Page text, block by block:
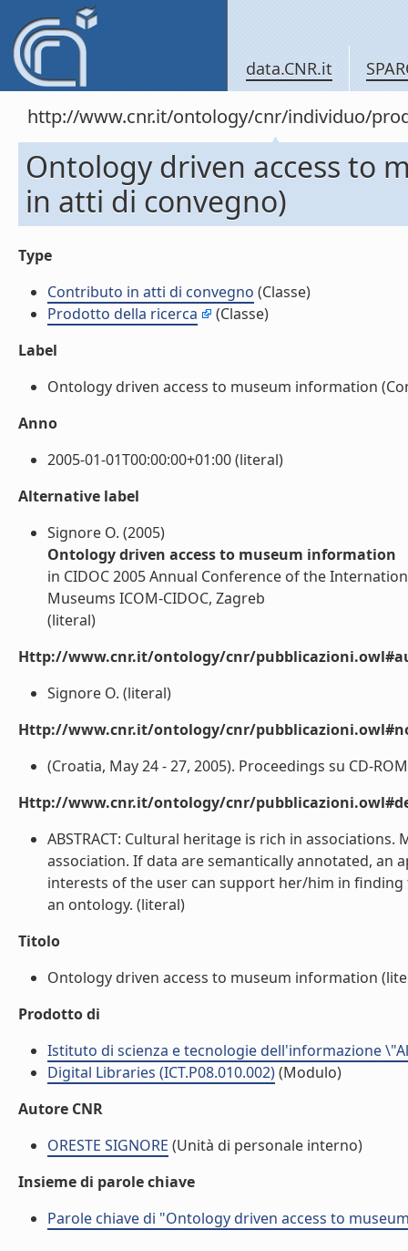
data.CNR.it
http://www.cnr.it/ontology/cnr/individuo/
Ontology driven access to
in atti di convegno)
Type
Contributo in atti di convegno (Classe)
Prodotto della ricerca
(Classe)
Label
Ontology driven access to museum information
Anno
2005-01-01T00:00:00+01:00 (literal)
Alternative label
Signore O. (2005)
Ontology driven access to museum information
in CIDOC 2005 Annual Conference of the
Museums ICOM-CIDOC, Zagreb
(literal)
Http://www.cnr.it/ontology/cnr/
Signore O. (literal)
Http://www.cnr.it/ontology/cnr/
(Croatia, May 24 - 27, 2005). Proceedings su CD-
Http://www.cnr.it/ontology/cnr/
ABSTRACT: Cultural heritage is rich in
association. If data are semantically annotated,
interests of the user can support her/him in
an ontology. (literal)
Titolo
Ontology driven access to museum information
Prodotto di
Istituto di scienza e tecnologie dell'informazione
Digital Libraries (ICT.P08.010.002)(Modulo)
Autore CNR
ORESTE SIGNORE (Unità di personale interno)
Insieme di parole chiave
Parole chiave di "Ontology driven access to